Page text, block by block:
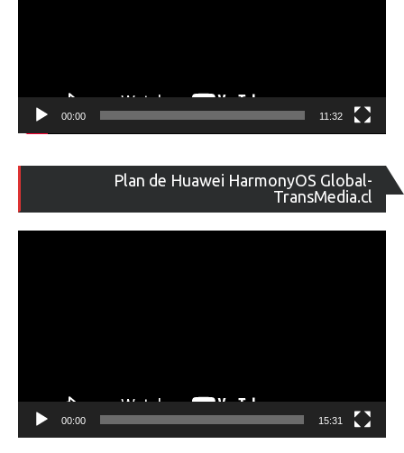
00:00 11:32
Plan de Huawei HarmonyOS Global-
TransMedia.cl
de
00:00 15:31